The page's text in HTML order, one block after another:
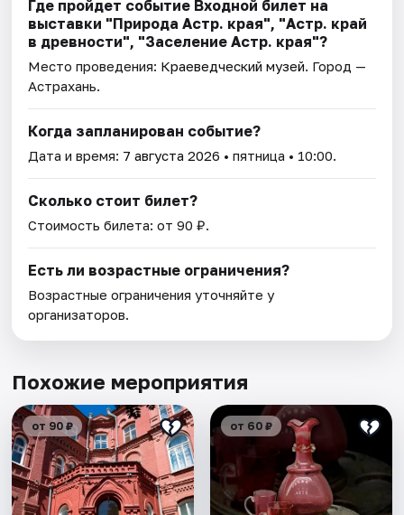
Где пройдет событие Входной билет на
выставки "Природа Астр. края", "Астр. край
в древности", "Заселение Астр. края"?
Место проведения: Краеведческий музей. Город —
Астрахань.
Когда запланирован событие?
Дата и время: 7 августа 2026 • пятница • 10:00.
Сколько стоит билет?
Стоимость билета: от 90 ₽.
Есть ли возрастные ограничения?
Возрастные ограничения уточняйте у
организаторов.
Похожие мероприятия
от 90 ₽ от 60 ₽